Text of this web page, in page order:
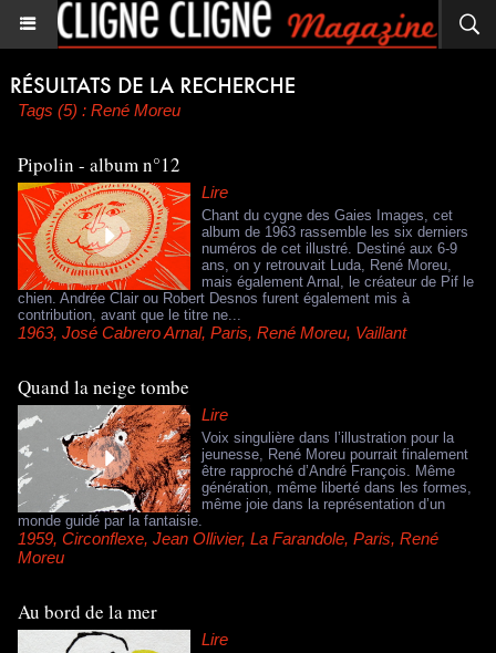
Tags (5) : René Moreu
Pipolin - album n°12
Lire
Chant du cygne des Gaies Images, cet
album de 1963 rassemble les six derniers
numéros de cet illustré. Destiné aux 6-9
ans, on y retrouvait Luda, René Moreu,
mais également Arnal, le créateur de Pif le
chien. Andrée Clair ou Robert Desnos furent également mis à
contribution, avant que le titre ne...
1963, José Cabrero Arnal, Paris, René Moreu, Vaillant
Quand la neige tombe
Lire
Voix singulière dans l’illustration pour la
jeunesse, René Moreu pourrait finalement
être rapproché d’André François. Même
génération, même liberté dans les formes,
même joie dans la représentation d’un
monde guidé par la fantaisie.
1959, Circonflexe, Jean Ollivier, La Farandole, Paris, René
Moreu
Au bord de la mer
Lire